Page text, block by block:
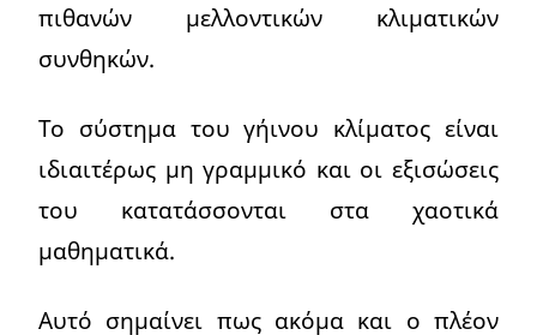
πιθανών μελλοντικών κλιματικών
συνθηκών.
Το σύστημα του γήινου κλίματος είναι
ιδιαιτέρως μη γραμμικό και οι εξισώσεις
του κατατάσσονται στα χαοτικά
μαθηματικά.
Αυτό σημαίνει πως ακόμα και ο πλέον